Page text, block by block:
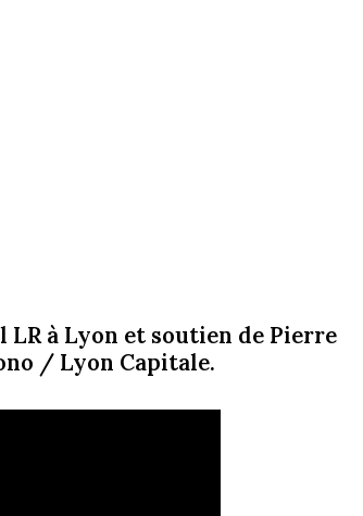
à Lyon et soutien de Pierre
/ Lyon Capitale.